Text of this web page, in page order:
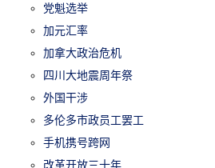
党魁选举
加元汇率
加拿大政治危机
四川大地震周年祭
外国干涉
多伦多市政员工罢工
手机携号跨网
改革开放三十年